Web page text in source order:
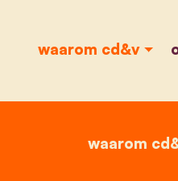
waarom cd&v
waarom